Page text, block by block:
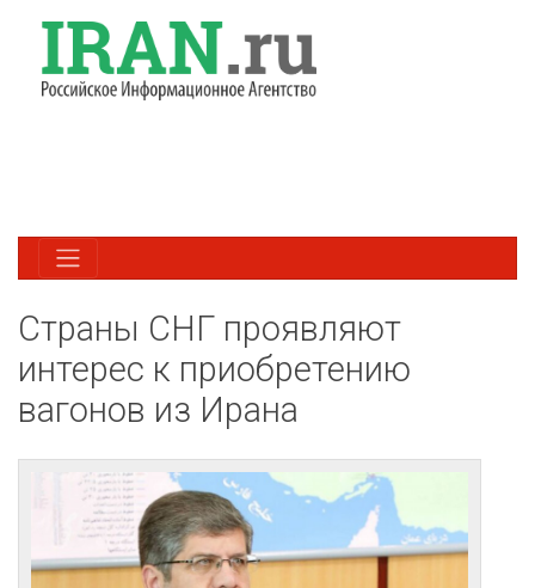
Страны СНГ проявляют
интерес к приобретению
вагонов из Ирана